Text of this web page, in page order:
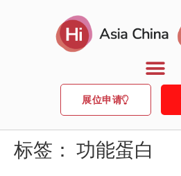
展位申请
标签： 功能蛋白